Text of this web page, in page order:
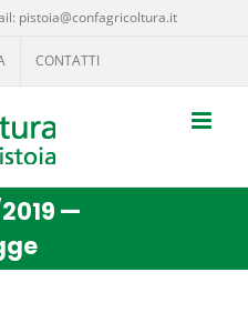
pistoia@confagricoltura.it
CONTATTI
—